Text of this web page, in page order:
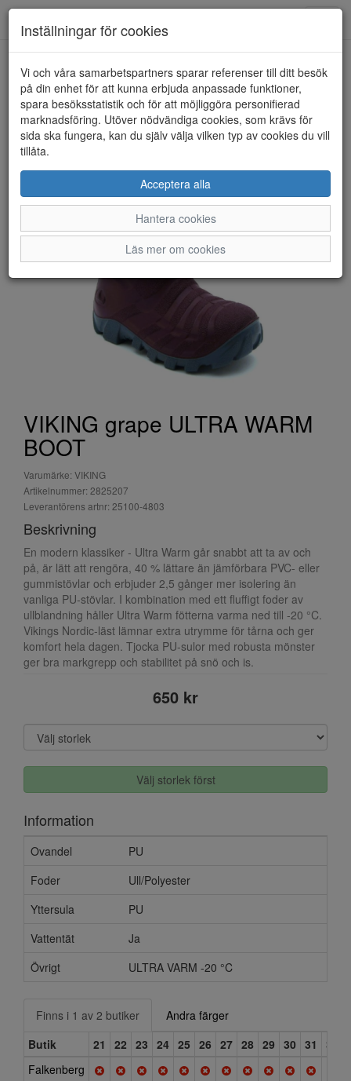
HEM VIKING
VIKING grape ULTRA WARM
BOOT
Varumärke: VIKING
Artikelnummer: 2825207
Leverantörens artnr: 25100-4803
Beskrivning
En modern klassiker - Ultra Warm går snabbt att ta av och
på, är lätt att rengöra, 40 % lättare än jämförbara PVC- eller
gummistövlar och erbjuder 2,5 gånger mer isolering än
vanliga PU-stövlar. I kombination med ett fluffigt foder av
ullblandning håller Ultra Warm fötterna varma ned till -20 °C.
Vikings Nordic-läst lämnar extra utrymme för tårna och ger
komfort hela dagen. Tjocka PU-sulor med robusta mönster
ger bra markgrepp och stabilitet på snö och is.
650 kr
Välj storlek först
Information
Ovandel
PU
Foder
Ull/Polyester
Yttersula
PU
Vattentät
Ja
Övrigt
ULTRA VARM -20 °C
Finns i 1 av 2 butiker
Andra färger
Butik
21 22 23 24 25 26 27 28 29 30 31 32
Falkenberg
Inställningar för cookies
Vi och våra samarbetspartners sparar referenser till ditt besök
på din enhet för att kunna erbjuda anpassade funktioner,
spara besöksstatistik och för att möjliggöra personifierad
marknadsföring. Utöver nödvändiga cookies, som krävs för
sida ska fungera, kan du själv välja vilken typ av cookies du vill
tillåta.
Acceptera alla
Hantera cookies
Läs mer om cookies